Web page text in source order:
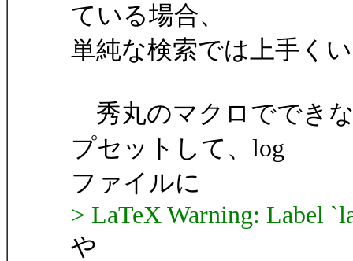
ている場合、
単純な検索では上手く
秀丸のマクロででき
プセットして、log
ファイルに
> LaTeX Warning: Label
や